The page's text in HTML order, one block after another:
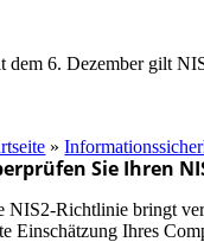
dem 6. Dezember gilt
»
Sie Ihren
NIS2-Richtlinie bringt
Einschätzung Ihres